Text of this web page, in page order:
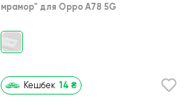
мрамор" для Oppo A78 5G
Кешбек 14 ₴